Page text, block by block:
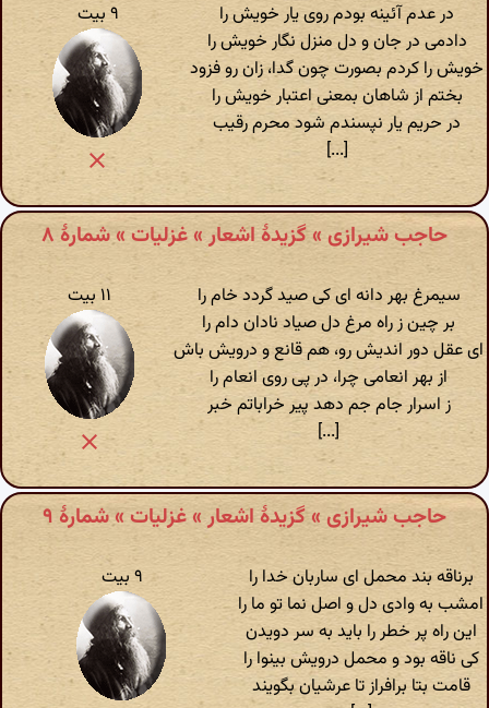
در عدم آئینه بودم روی یار خویش را
دادمی در جان و دل منزل نگار خویش را
خویش را کردم بصورت چون گدا، زان رو فزود
بختم از شاهان بمعنی اعتبار خویش را
در حریم یار نپسندم شود محرم رقیب
[...]
۹ بیت
حاجب شیرازی » گزیدهٔ اشعار » غزلیات » شمارهٔ ۸
سیمرغ بهر دانه ای کی صید گردد خام را
بر چین ز راه مرغ دل صیاد نادان دام را
ای عقل دور اندیش رو، هم قانع و درویش باش
از بهر انعامی چرا، در پی روی انعام را
ز اسرار جام جم دهد پیر خراباتم خبر
[...]
۱۱ بیت
حاجب شیرازی » گزیدهٔ اشعار » غزلیات » شمارهٔ ۹
برناقه بند محمل ای ساربان خدا را
امشب به وادی دل و اصل نما تو ما را
این راه پر خطر را باید به سر دویدن
کی ناقه بود و محمل درویش بینوا را
قامت بتا برافراز تا عرشیان بگویند
۹ بیت